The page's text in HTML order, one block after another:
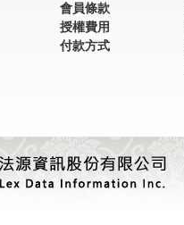
會員條款
授權費用
付款方式